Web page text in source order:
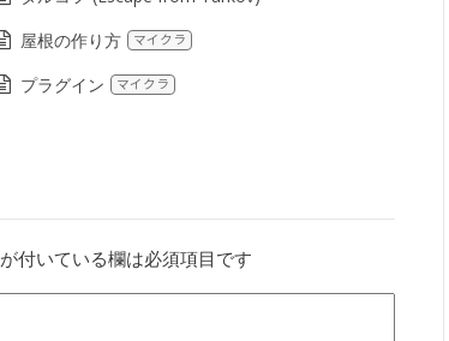
屋根の作り方 マイクラ
プラグイン マイクラ
が付いている欄は必須項目です